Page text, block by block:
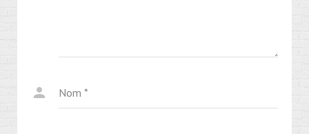
Nom *